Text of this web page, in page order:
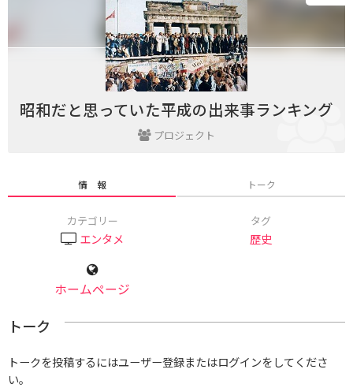
昭和だと思っていた平成の出来事ランキング
プロジェクト
情 報 トーク
カテゴリー
エンタメ
タグ
歴史
ホームページ
トーク
トークを投稿するにはユーザー登録またはログインをしてくださ
い。